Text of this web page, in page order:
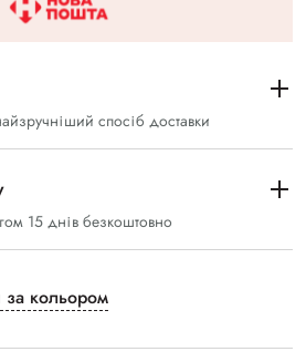
спосіб доставки
15 днів безкоштовно
за кольором